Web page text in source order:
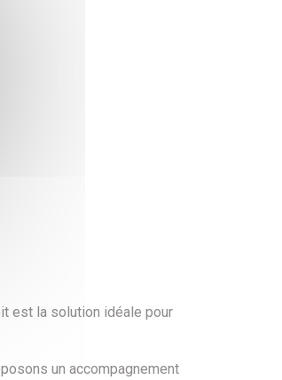
est la solution idéale pour
un accompagnement